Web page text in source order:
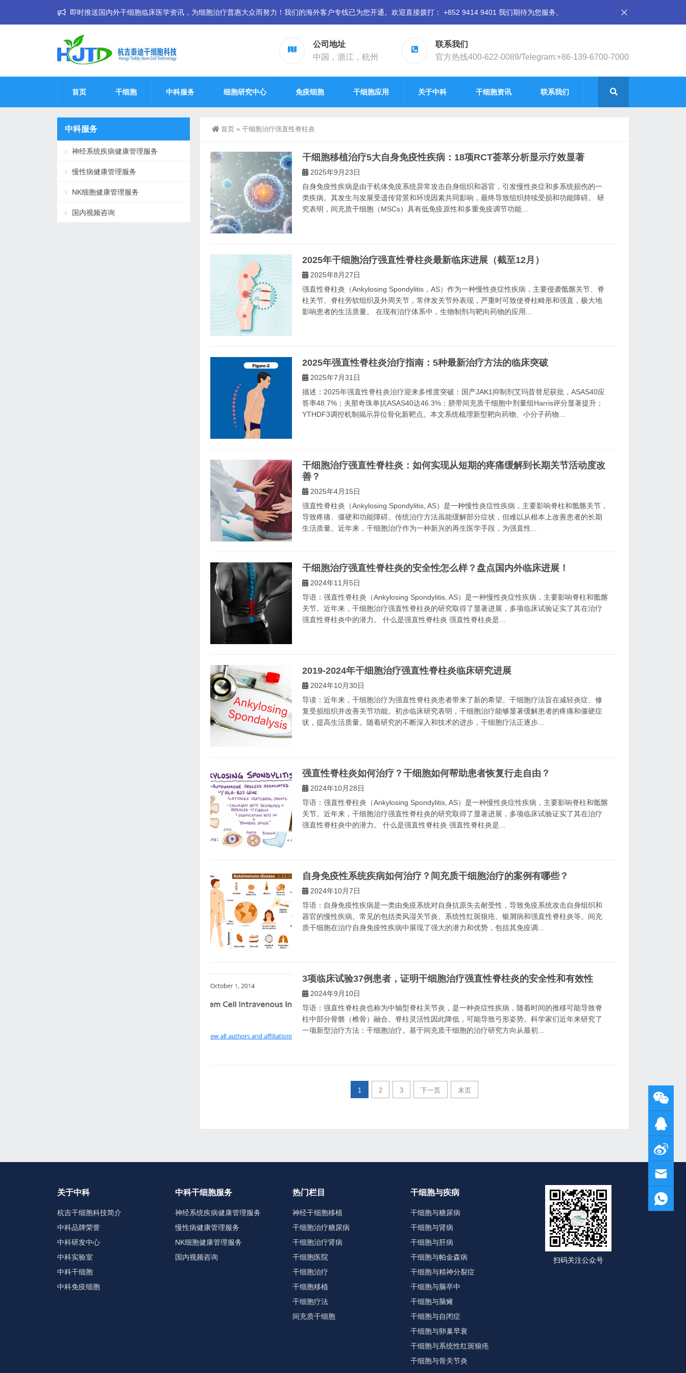
即时推送国内外干细胞临床医学资讯，为细胞治疗普惠大众而努力！我们的海外客户专线已为您开通。欢迎直接拨打： +852 9414 9401 我们期待为您服务。
公司地址
中国，浙江，杭州
联系我们
官方热线400-622-0089/Telegram:+86-139-6700-7000
首页 干细胞 中科服务 细胞研究中心 免疫细胞 干细胞应用 关于中科 干细胞资讯 联系我们
首页 » 干细胞治疗强直性脊柱炎
干细胞移植治疗5大自身免疫性疾病：18项RCT荟萃分析显示疗效显著
2025年9月23日
自身免疫性疾病是由于机体免疫系统异常攻击自身组织和器官，引发慢性炎症和多系统损伤的一
类疾病。其发生与发展受遗传背景和环境因素共同影响，最终导致组织持续受损和功能障碍。 研
究表明，间充质干细胞（MSCs）具有低免疫原性和多重免疫调节功能...
2025年干细胞治疗强直性脊柱炎最新临床进展（截至12月）
2025年8月27日
强直性脊柱炎（Ankylosing Spondylitis，AS）作为一种慢性炎症性疾病，主要侵袭骶髂关节、脊
柱关节、脊柱旁软组织及外周关节，常伴发关节外表现，严重时可致使脊柱畸形和强直，极大地
影响患者的生活质量。 在现有治疗体系中，生物制剂与靶向药物的应用...
2025年强直性脊柱炎治疗指南：5种最新治疗方法的临床突破
2025年7月31日
描述：2025年强直性脊柱炎治疗迎来多维度突破：国产JAK1抑制剂艾玛昔替尼获批，ASAS40应
答率48.7%；夫那奇珠单抗ASAS40达46.3%；脐带间充质干细胞中剂量组Harris评分显著提升；
YTHDF3调控机制揭示异位骨化新靶点。本文系统梳理新型靶向药物、小分子药物...
干细胞治疗强直性脊柱炎：如何实现从短期的疼痛缓解到长期关节活动度改
善？
2025年4月15日
强直性脊柱炎（Ankylosing Spondylitis, AS）是一种慢性炎症性疾病，主要影响脊柱和骶髂关节，
导致疼痛、僵硬和功能障碍。传统治疗方法虽能缓解部分症状，但难以从根本上改善患者的长期
生活质量。近年来，干细胞治疗作为一种新兴的再生医学手段，为强直性...
干细胞治疗强直性脊柱炎的安全性怎么样？盘点国内外临床进展！
2024年11月5日
导语：强直性脊柱炎（Ankylosing Spondylitis, AS）是一种慢性炎症性疾病，主要影响脊柱和骶髂
关节。近年来，干细胞治疗强直性脊柱炎的研究取得了显著进展，多项临床试验证实了其在治疗
强直性脊柱炎中的潜力。 什么是强直性脊柱炎 强直性脊柱炎是...
2019-2024年干细胞治疗强直性脊柱炎临床研究进展
2024年10月30日
导读：近年来，干细胞治疗为强直性脊柱炎患者带来了新的希望。干细胞疗法旨在减轻炎症、修
复受损组织并改善关节功能。初步临床研究表明，干细胞治疗能够显著缓解患者的疼痛和僵硬症
状，提高生活质量。随着研究的不断深入和技术的进步，干细胞疗法正逐步...
强直性脊柱炎如何治疗？干细胞如何帮助患者恢复行走自由？
2024年10月28日
导语：强直性脊柱炎（Ankylosing Spondylitis, AS）是一种慢性炎症性疾病，主要影响脊柱和骶髂
关节。近年来，干细胞治疗强直性脊柱炎的研究取得了显著进展，多项临床试验证实了其在治疗
强直性脊柱炎中的潜力。 什么是强直性脊柱炎 强直性脊柱炎是...
自身免疫性系统疾病如何治疗？间充质干细胞治疗的案例有哪些？
2024年10月7日
导语：自身免疫性疾病是一类由免疫系统对自身抗原失去耐受性，导致免疫系统攻击自身组织和
器官的慢性疾病。常见的包括类风湿关节炎、系统性红斑狼疮、银屑病和强直性脊柱炎等。间充
质干细胞在治疗自身免疫性疾病中展现了强大的潜力和优势，包括其免疫调...
3项临床试验37例患者，证明干细胞治疗强直性脊柱炎的安全性和有效性
2024年9月10日
导语：强直性脊柱炎也称为中轴型脊柱关节炎，是一种炎症性疾病，随着时间的推移可能导致脊
柱中部分骨骼（椎骨）融合。脊柱灵活性因此降低，可能导致弓形姿势。科学家们近年来研究了
一项新型治疗方法：干细胞治疗。基于间充质干细胞的治疗研究方向从最初...
1 2 3 下一页 末页
中科服务
神经系统疾病健康管理服务
慢性病健康管理服务
NK细胞健康管理服务
国内视频咨询
关于中科
杭吉干细胞科技简介
中科品牌荣誉
中科研发中心
中科实验室
中科干细胞
中科免疫细胞
中科干细胞服务
神经系统疾病健康管理服务
慢性病健康管理服务
NK细胞健康管理服务
国内视频咨询
热门栏目
神经干细胞移植
干细胞治疗糖尿病
干细胞治疗肾病
干细胞医院
干细胞治疗
干细胞移植
干细胞疗法
间充质干细胞
干细胞与疾病
干细胞与糖尿病
干细胞与肾病
干细胞与肝病
干细胞与帕金森病
干细胞与精神分裂症
干细胞与脑卒中
干细胞与脑瘫
干细胞与自闭症
干细胞与卵巢早衰
干细胞与系统性红斑狼疮
干细胞与骨关节炎
扫码关注公众号